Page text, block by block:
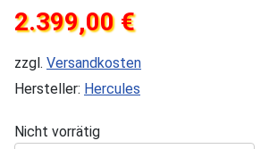
2.399,00 €
zzgl. Versandkosten
Hersteller: Hercules
Nicht vorrätig